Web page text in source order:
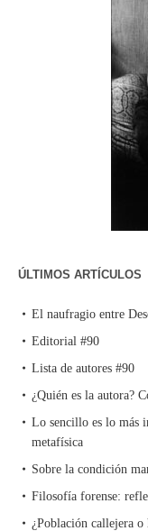
ÚLTIMOS ARTÍCULOS
El naufragio entre
Editorial #90
Lista de autores #90
¿Quién es la autora?
Lo sencillo es lo más
metafísica
Sobre la condición
Filosofía forense:
¿Población callejera